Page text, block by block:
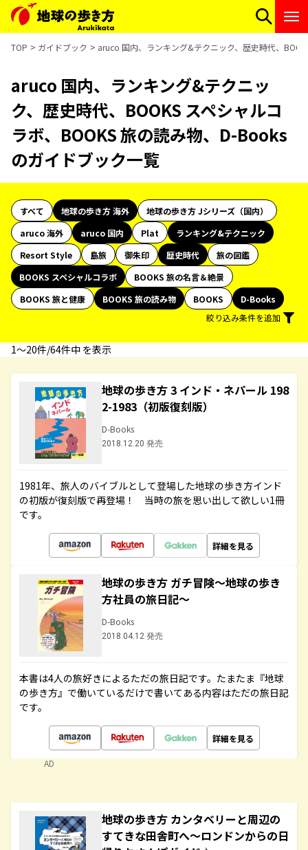
TOP ガイドブック aruco 国内、ランキング&テクニック、歴史時代、
aruco 国内、ランキング&テクニッ
ク、歴史時代、BOOKS スペシャルコ
ラボ、BOOKS 旅の読み物、D-Books
のガイドブック一覧
すべて 地球の歩き方 海外
地球の歩き方 Jシリーズ（国内）
aruco 海外
aruco 国内 Plat
ランキング&テクニック
Resort Style
島旅 御朱印 歴史時代
旅の図鑑
BOOKS スペシャルコラボ
BOOKS 旅の名言＆絶景
BOOKS 旅と健康
BOOKS 旅の読み物 BOOKS
D-Books
絞り込み条件を追加
1〜20件/64件中 を表示
地球の歩き方 3 インド・ネパール 198
2-1983（初版復刻版）
D-Books
2018.12.20 発売
1981年、旅人のバイブルとして登場した地球の歩き方インド
の初版が復刻版で再登場！ 当時の旅を思い出して欲しい1冊
です。
詳細を見る
地球の歩き方 ガチ冒険～地球の歩き
方社員の旅日記～
D-Books
2018.04.12 発売
本書は4人の旅好きによるただの旅日記です。たまたま『地球
の歩き方』で働いているだけで書いてある内容はただの旅日記
です。
詳細を見る
AD
地球の歩き方 カンタベリーと周辺の
すてきな田舎町へ～ロンドンからの日